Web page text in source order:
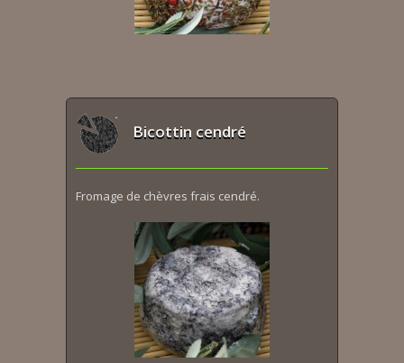
Bicottin cendré
Fromage de chèvres frais cendré.